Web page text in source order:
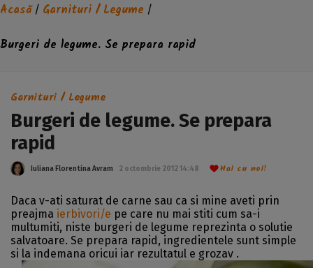
Acasă/ Garnituri / Legume /
Burgeri de legume. Se prepara rapid
Garnituri / Legume
Burgeri de legume. Se prepara
rapid
Iuliana Florentina Avram 2 octombrie 2012 14:48 Hai cu noi!
Daca v-ati saturat de carne sau ca si mine aveti prin
preajma ierbivori/e pe care nu mai stiti cum sa-i
multumiti, niste burgeri de legume reprezinta o solutie
salvatoare. Se prepara rapid, ingredientele sunt simple
si la indemana oricui iar rezultatul e grozav .